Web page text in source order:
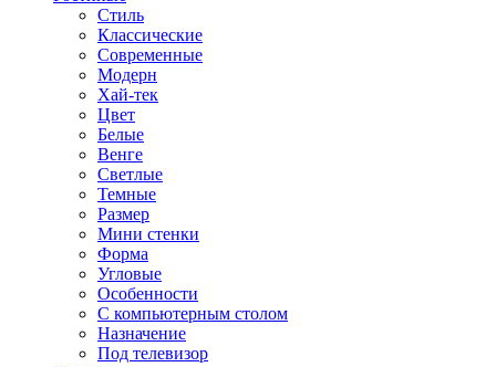
Стиль
Классические
Современные
Модерн
Хай-тек
Цвет
Белые
Венге
Светлые
Темные
Размер
Мини стенки
Форма
Угловые
Особенности
С компьютерным столом
Назначение
Под телевизор